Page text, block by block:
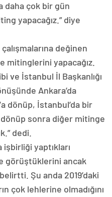
daha çok bir gün
yapacağız.” diye
değinen
mitinglerini yapacağız.
ve İstanbul İl Başkanlığı
Ankara’da
dönüp, İstanbul’da bir
sonra diğer mitinge
dedi.
yaptıkları
görüştüklerini ancak
belirtti. Şu anda 2019’daki
çok lehlerine olmadığını